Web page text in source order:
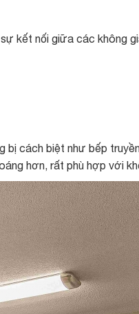
kết nối giữa các không
bị cách biệt như bếp
hơn, rất phù hợp với